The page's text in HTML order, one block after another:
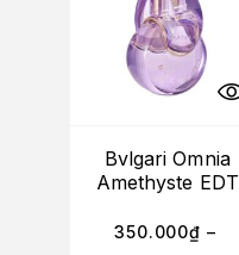
Bvlgari Omnia
Amethyste EDT
350.000₫ –